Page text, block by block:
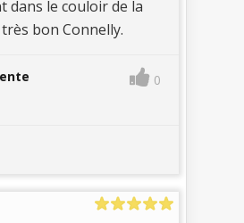
dans le couloir de la
bon Connelly.
0